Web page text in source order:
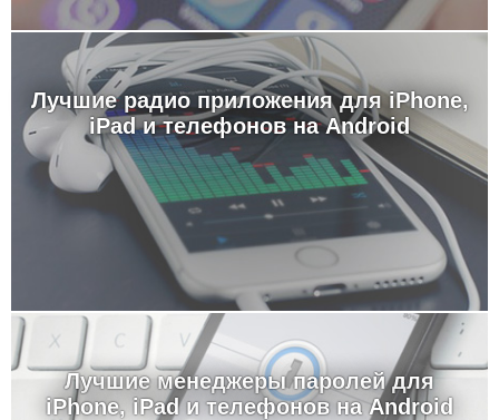
Лучшие радио приложения для iPhone,
iPad и телефонов на Android
Лучшие менеджеры паролей для
iPhone, iPad и телефонов на Android